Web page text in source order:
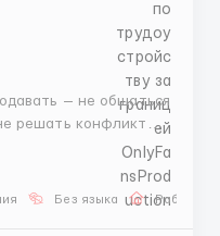
— не общаться
решать конфликты
— лидогенерация
⏰ GET — Молдова 💰 $300 + бонусы 📅&n...
Без языка Работа